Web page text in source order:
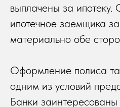
выплачены за ипотеку.
ипотечное заемщика
материально обе
Оформление полиса
одним из условий
Банки